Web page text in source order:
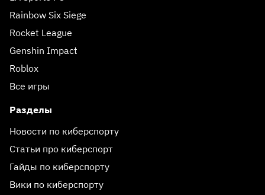
Rainbow Six Siege
Rocket League
Genshin Impact
Roblox
Все игры
Разделы
Новости по киберспорту
Статьи про киберспорт
Гайды по киберспорту
Вики по киберспорту